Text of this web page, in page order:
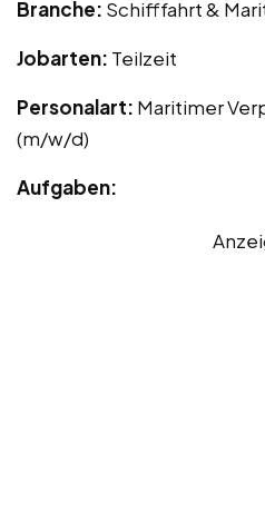
Branche: Schifffahrt &
Jobarten: Teilzeit
Personalart: Maritimer
(m/w/d)
Aufgaben: